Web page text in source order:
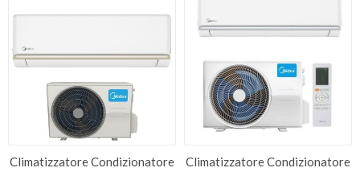
Climatizzatore Condizionatore
Climatizzatore Condizionatore